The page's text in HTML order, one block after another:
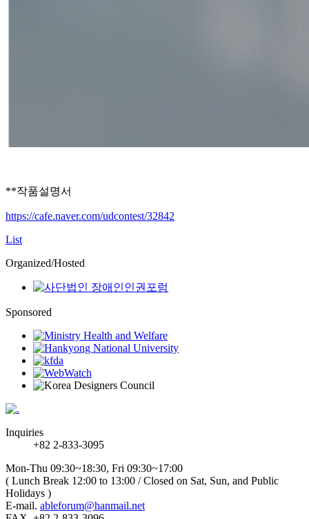
**작품설명서
https://cafe.naver.com/udcontest/32842
List
Organized/Hosted
Sponsored
Inquiries
+82 2-833-3095
Mon-Thu 09:30~18:30, Fri 09:30~17:00
( Lunch Break 12:00 to 13:00 / Closed on Sat, Sun, and Public
Holidays )
E-mail. ableforum@hanmail.net